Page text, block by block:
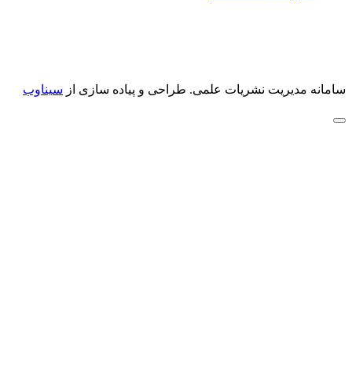
سامانه مدیریت نشریات علمی. طراحی و پیاده سازی از سیناوب